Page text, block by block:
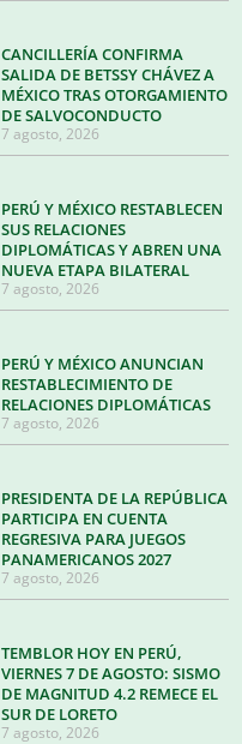
CANCILLERÍA CONFIRMA
SALIDA DE BETSSY CHÁVEZ A
MÉXICO TRAS OTORGAMIENTO
DE SALVOCONDUCTO
7 agosto, 2026
PERÚ Y MÉXICO RESTABLECEN
SUS RELACIONES
DIPLOMÁTICAS Y ABREN UNA
NUEVA ETAPA BILATERAL
7 agosto, 2026
PERÚ Y MÉXICO ANUNCIAN
RESTABLECIMIENTO DE
RELACIONES DIPLOMÁTICAS
7 agosto, 2026
PRESIDENTA DE LA REPÚBLICA
PARTICIPA EN CUENTA
REGRESIVA PARA JUEGOS
PANAMERICANOS 2027
7 agosto, 2026
TEMBLOR HOY EN PERÚ,
VIERNES 7 DE AGOSTO: SISMO
DE MAGNITUD 4.2 REMECE EL
SUR DE LORETO
7 agosto, 2026